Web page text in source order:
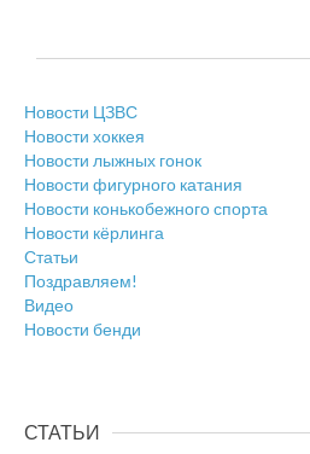
Новости ЦЗВС
Новости хоккея
Новости лыжных гонок
Новости фигурного катания
Новости конькобежного спорта
Новости кёрлинга
Статьи
Поздравляем!
Видео
Новости бенди
СТАТЬИ